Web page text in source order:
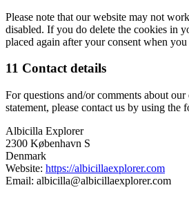
Please note that our website may not
disabled. If you do delete the cookies in
placed again after your consent when
11 Contact details
For questions and/or comments about
statement, please contact us by using the
Albicilla Explorer
2300 København S
Denmark
Website: https://albicillaexplorer.com
Email: albicilla@albicillaexplorer.com